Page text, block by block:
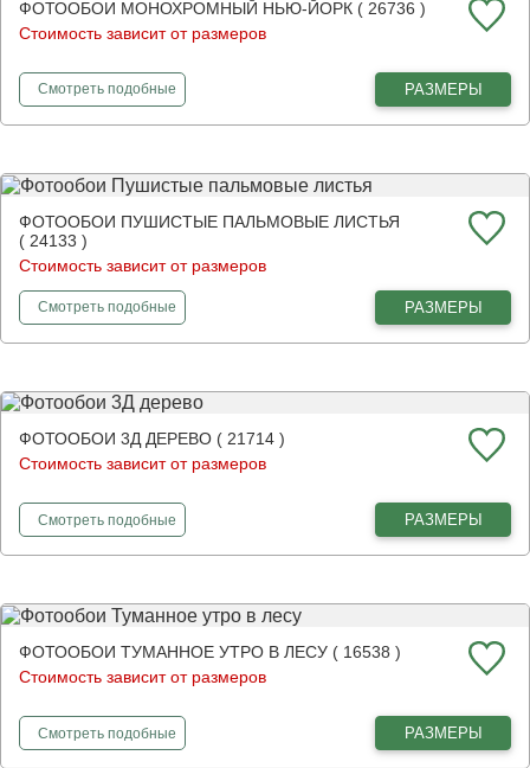
ФОТООБОИ МОНОХРОМНЫЙ НЬЮ-ЙОРК ( 26736 )
Стоимость зависит от размеров
Смотретьфотообои
подобные РАЗМЕРЫ
ФОТООБОИ ПУШИСТЫЕ ПАЛЬМОВЫЕ ЛИСТЬЯ
( 24133 )
Стоимость зависит от размеров
Смотретьфотообои
подобные РАЗМЕРЫ
ФОТООБОИ 3Д ДЕРЕВО ( 21714 )
Стоимость зависит от размеров
Смотретьфотообои
подобные РАЗМЕРЫ
ФОТООБОИ ТУМАННОЕ УТРО В ЛЕСУ ( 16538 )
Стоимость зависит от размеров
Смотретьфотообои
подобные РАЗМЕРЫ